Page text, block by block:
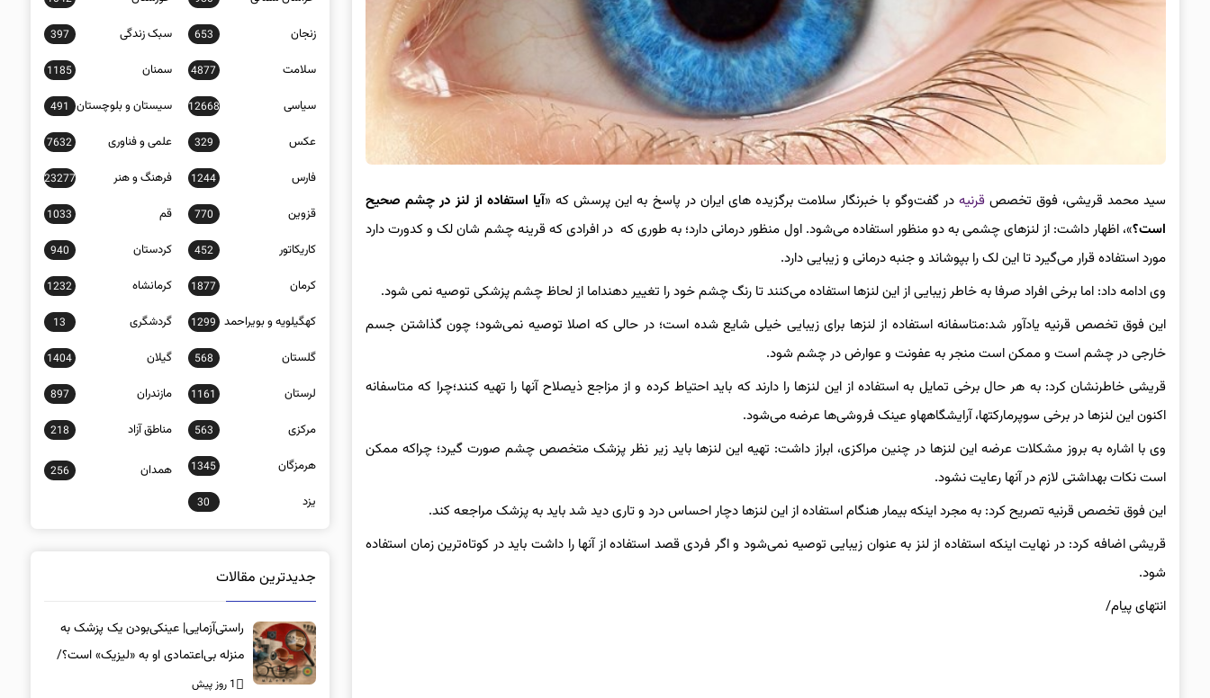
سید محمد قریشی، فوق تخصصقرنیه در گفت‌وگو با خبرنگار سلامت برگزیده های ایران در پاسخ به این پرسش که «آیا استفاده از لنز در چشم صحیح
است؟»، اظهار داشت: از لنزهای چشمی به دو منظور استفاده می‌شود. اول منظور درمانی دارد؛ به طوری که در افرادی که قرینه چشم شان لک و کدورت دارد
مورد استفاده قرار می‌گیرد تا این لک را بپوشاند و جنبه درمانی و زیبایی دارد.
وی ادامه داد: اما برخی افراد صرفا به خاطر زیبایی از این لنزها استفاده می‌کنند تا رنگ چشم خود را تغییر دهنداما از لحاظ چشم پزشکی توصیه نمی شود.
این فوق تخصص قرنیه یادآور شد:متاسفانه استفاده از لنزها برای زیبایی خیلی شایع شده است؛ در حالی که اصلا توصیه نمی‌شود؛ چون گذاشتن جسم
خارجی در چشم است و ممکن است منجر به عفونت و عوارض در چشم شود.
قریشی خاطرنشان کرد: به هر حال برخی تمایل به استفاده از این لنزها را دارند که باید احتیاط کرده و از مزاجع ذیصلاح آنها را تهیه کنند؛چرا که متاسفانه
اکنون این لنزها در برخی سوپرمارکتها، آرایشگاههاو عینک فروشی‌ها عرضه می‌شود.
وی با اشاره به بروز مشکلات عرضه این لنزها در چنین مراکزی، ابراز داشت: تهیه این لنزها باید زیر نظر پزشک متخصص چشم صورت گیرد؛ چراکه ممکن
است نکات بهداشتی لازم در آنها رعایت نشود.
این فوق تخصص قرنیه تصریح کرد:‌ به مجرد اینکه بیمار هنگام استفاده از این لنزها دچار احساس درد و تاری دید شد باید به پزشک مراجعه کند.
قریشی اضافه کرد: در نهایت اینکه استفاده از لنز به عنوان زیبایی توصیه نمی‌شود و اگر فردی قصد استفاده از آنها را داشت باید در کوتاه‌ترین زمان استفاده
شود.
انتهای پیام/
زنجان 653 سبک زندگی 397
سلامت 4877 سمنان 1185
سیاسی 12668 سیستان و بلوچستان 491
عکس 329 علمی و فناوری 7632
فارس 1244 فرهنگ و هنر 23277
قزوین 770 قم 1033
کاریکاتور 452 کردستان 940
کرمان 1877 کرمانشاه 1232
کهگیلویه و بویراحمد 1299 گردشگری 13
گلستان 568 گیلان 1404
لرستان 1161 مازندران 897
مرکزی 563 مناطق آزاد 218
هرمزگان 1345 همدان 256
یزد 30
جدیدترین مقالات
راستی‌آزمایی| عینکی‌بودن یک پزشک به
منزله بی‌اعتمادی او به «لیزیک» است؟/
جراحان، چشم فرزندان خود را لیزیک
1 روز پیش